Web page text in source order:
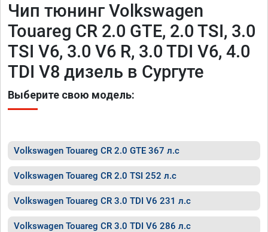
Чип тюнинг Volkswagen
Touareg CR 2.0 GTE, 2.0 TSI, 3.0
TSI V6, 3.0 V6 R, 3.0 TDI V6, 4.0
TDI V8 дизель в Сургуте
Выберите свою модель:
Volkswagen Touareg CR 2.0 GTE 367 л.с
Volkswagen Touareg CR 2.0 TSI 252 л.с
Volkswagen Touareg CR 3.0 TDI V6 231 л.с
Volkswagen Touareg CR 3.0 TDI V6 286 л.с